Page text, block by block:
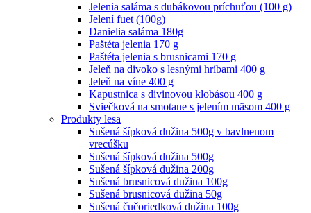
Jelenia saláma s dubákovou príchuťou (100 g)
Jelení fuet (100g)
Danielia saláma 180g
Paštéta jelenia 170 g
Paštéta jelenia s brusnicami 170 g
Jeleň na divoko s lesnými hríbami 400 g
Jeleň na víne 400 g
Kapustnica s divinovou klobásou 400 g
Sviečková na smotane s jelením mäsom 400 g
Produkty lesa
Sušená šípková dužina 500g v bavlnenom
vrecúšku
Sušená šípková dužina 500g
Sušená šípková dužina 200g
Sušená brusnicová dužina 100g
Sušená brusnicová dužina 50g
Sušená čučoriedková dužina 100g